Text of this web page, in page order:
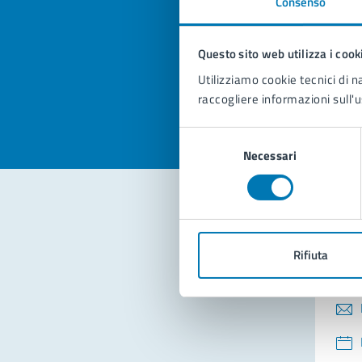
Questo sito web utilizza i
Utilizziamo cookie tecnici di
raccogliere informazioni
consenso
Necessari
Rifiuta